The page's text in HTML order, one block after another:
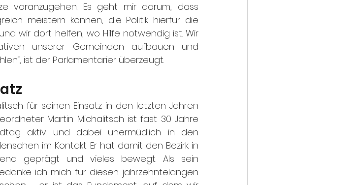
voranzugehen. Es geht mir darum, dass
meistern können, die Politik hierfür die
wir dort helfen, wo Hilfe notwendig ist. Wir
unserer Gemeinden aufbauen und
ist der Parlamentarier überzeugt.
für seinen Einsatz in den letzten Jahren
Martin Michalitsch ist fast 30 Jahre
aktiv und dabei unermüdlich in den
im Kontakt. Er hat damit den Bezirk in
geprägt und vieles bewegt. Als sein
ich mich für diesen jahrzehntelangen